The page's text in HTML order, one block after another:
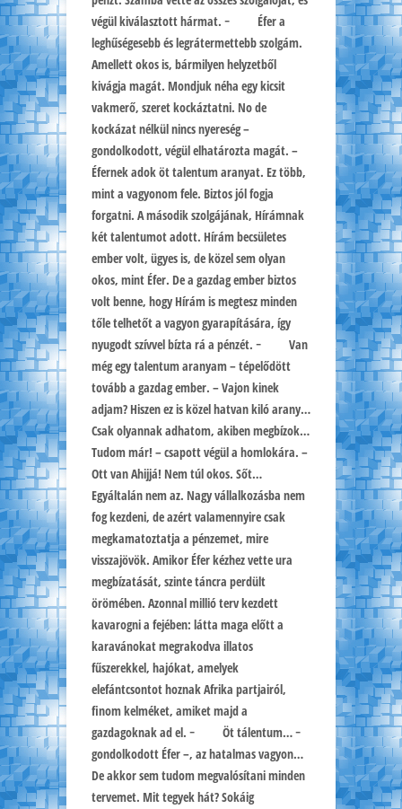
végül kiválasztott hármat. − Éfer a
leghűségesebb és legrátermettebb szolgám.
Amellett okos is, bármilyen helyzetből
kivágja magát. Mondjuk néha egy kicsit
vakmerő, szeret kockáztatni. No de
kockázat nélkül nincs nyereség –
gondolkodott, végül elhatározta magát. –
Éfernek adok öt talentum aranyat. Ez több,
mint a vagyonom fele. Biztos jól fogja
forgatni. A második szolgájának, Hírámnak
két talentumot adott. Hírám becsületes
ember volt, ügyes is, de közel sem olyan
okos, mint Éfer. De a gazdag ember biztos
volt benne, hogy Hírám is megtesz minden
tőle telhetőt a vagyon gyarapítására, így
nyugodt szívvel bízta rá a pénzét. − Van
még egy talentum aranyam – tépelődött
tovább a gazdag ember. – Vajon kinek
adjam? Hiszen ez is közel hatvan kiló arany…
Csak olyannak adhatom, akiben megbízok…
Tudom már! – csapott végül a homlokára. –
Ott van Ahijjá! Nem túl okos. Sőt…
Egyáltalán nem az. Nagy vállalkozásba nem
fog kezdeni, de azért valamennyire csak
megkamatoztatja a pénzemet, mire
visszajövök. Amikor Éfer kézhez vette ura
megbízatását, szinte táncra perdült
örömében. Azonnal millió terv kezdett
kavarogni a fejében: látta maga előtt a
karavánokat megrakodva illatos
fűszerekkel, hajókat, amelyek
elefántcsontot hoznak Afrika partjairól,
finom kelméket, amiket majd a
gazdagoknak ad el. − Öt tálentum… −
gondolkodott Éfer –, az hatalmas vagyon…
De akkor sem tudom megvalósítani minden
tervemet. Mit tegyek hát? Sokáig